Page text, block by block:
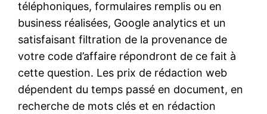
téléphoniques, formulaires remplis ou en
business réalisées, Google analytics et un
satisfaisant filtration de la provenance de
votre code d’affaire répondront de ce fait à
cette question. Les prix de rédaction web
dépendent du temps passé en document, en
recherche de mots clés et en rédaction